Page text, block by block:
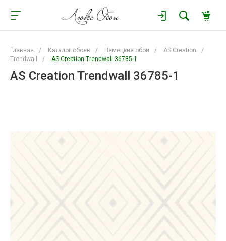
Главная / Каталог обоев / Немецкие обои / AS Creation
/
Trendwall
/ AS Creation Trendwall 36785-1
AS Creation Trendwall 36785-1